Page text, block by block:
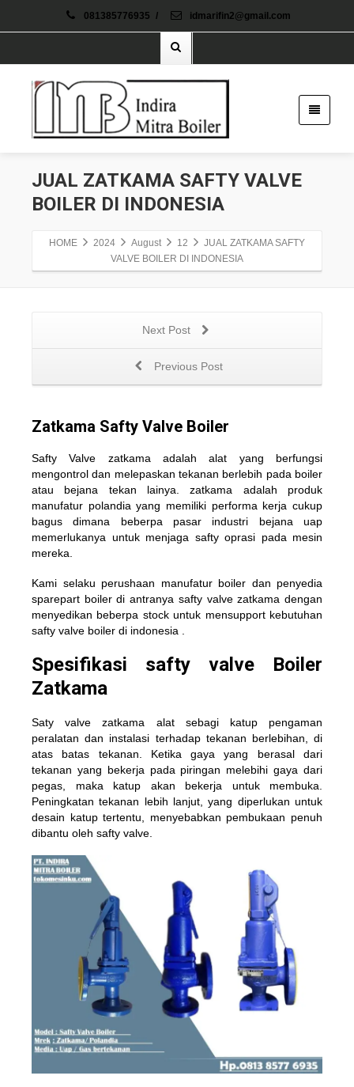
081385776935 / idmarifin2@gmail.com
JUAL ZATKAMA SAFTY VALVE
BOILER DI INDONESIA
HOME 2024 August 12
JUAL ZATKAMA SAFTY
VALVE BOILER DI INDONESIA
Next Post
Previous Post
Zatkama Safty Valve Boiler
Safty Valve zatkama adalah alat yang berfungsi
mengontrol dan melepaskan tekanan berlebih pada boiler
atau bejana tekan lainya. zatkama adalah produk
manufatur polandia yang memiliki performa kerja cukup
bagus dimana beberpa pasar industri bejana uap
memerlukanya untuk menjaga safty oprasi pada mesin
mereka.
Kami selaku perushaan manufatur boiler dan penyedia
sparepart boiler di antranya safty valve zatkama dengan
menyedikan beberpa stock untuk mensupport kebutuhan
safty valve boiler di indonesia .
Spesifikasi safty valve Boiler
Zatkama
Saty valve zatkama alat sebagi katup pengaman
peralatan dan instalasi terhadap tekanan berlebihan, di
atas batas tekanan. Ketika gaya yang berasal dari
tekanan yang bekerja pada piringan melebihi gaya dari
pegas, maka katup akan bekerja untuk membuka.
Peningkatan tekanan lebih lanjut, yang diperlukan untuk
desain katup tertentu, menyebabkan pembukaan penuh
dibantu oleh safty valve.